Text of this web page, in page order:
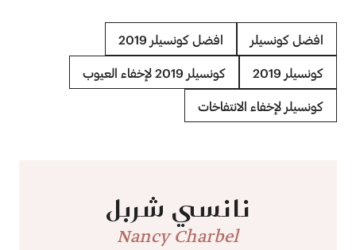
افضل كونسيلر افضل كونسيلر 2019
كونسيلر 2019 كونسيلر 2019 لإخفاء العيوب
كونسيلر لإخفاء الانتفاخات
نانسي شربل
Nancy Charbel